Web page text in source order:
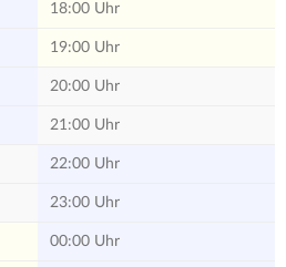
18:00 Uhr
19:00 Uhr
20:00 Uhr
21:00 Uhr
22:00 Uhr
23:00 Uhr
00:00 Uhr